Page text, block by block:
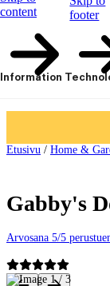
content
footer
Information
Etusivu / Home &
Gabby's
Arvosana 5/5